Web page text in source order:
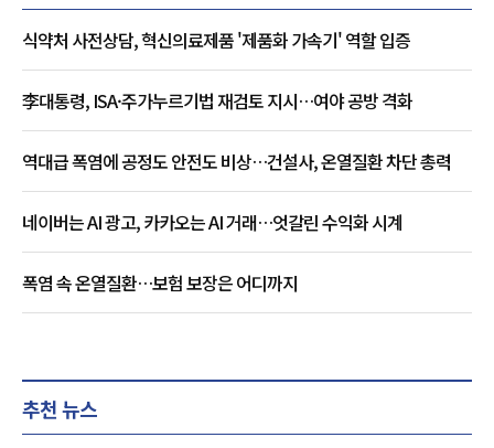
식약처 사전상담, 혁신의료제품 '제품화 가속기' 역할 입증
李대통령, ISA·주가누르기법 재검토 지시…여야 공방 격화
역대급 폭염에 공정도 안전도 비상…건설사, 온열질환 차단 총력
네이버는 AI 광고, 카카오는 AI 거래…엇갈린 수익화 시계
폭염 속 온열질환…보험 보장은 어디까지
추천 뉴스